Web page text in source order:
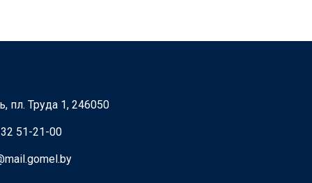
пл. Труда 1, 246050
51-21-00